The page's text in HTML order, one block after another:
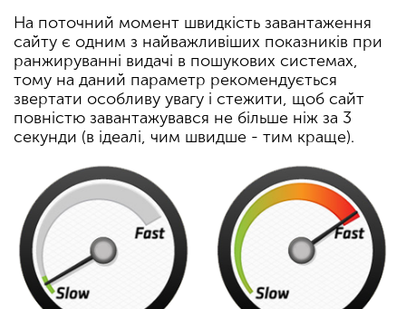
На поточний момент швидкість завантаження
сайту є одним з найважливіших показників при
ранжируванні видачі в пошукових системах,
тому на даний параметр рекомендується
звертати особливу увагу і стежити, щоб сайт
повністю завантажувався не більше ніж за 3
секунди (в ідеалі, чим швидше - тим краще).